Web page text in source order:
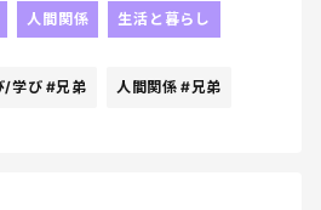
あ6:00くらいに起きてたんだ
。笑
ぎやろ、、笑
人間関係 生活と暮らし
/学び #兄弟 人間関係 #兄弟